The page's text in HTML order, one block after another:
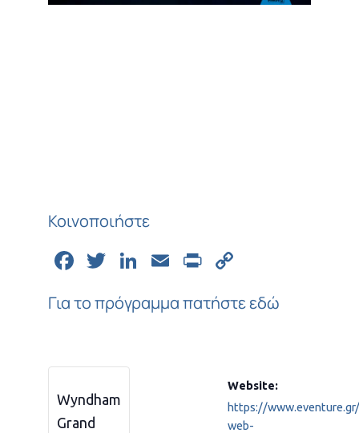
Κοινοποιήστε
Facebook
Twitter
LinkedIn
Email
Print
Για το πρόγραμμα πατήστε εδώ
Wyndham
Grand
Website:
https://
web-